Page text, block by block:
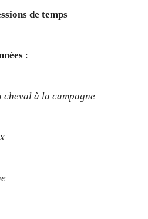
de temps
:
à la campagne